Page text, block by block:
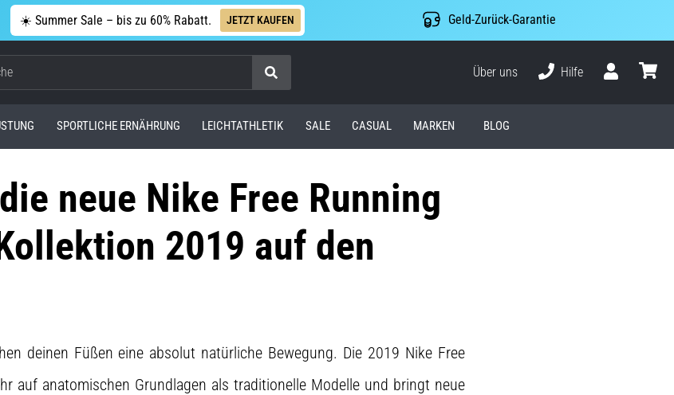
☀️ Summer Sale – bis zu 60% Rabatt. JETZT KAUFEN Geld-Zurück-Garantie
Suche
Über uns
Hilfe
SPORTLICHE ERNÄHRUNG LEICHTATHLETIK SALE CASUAL MARKEN BLOG
neue Nike Free Running
2019 auf den
deinen Füßen eine absolut natürliche Bewegung. Die 2019 Nike Free
auf anatomischen Grundlagen als traditionelle Modelle und bringt neue